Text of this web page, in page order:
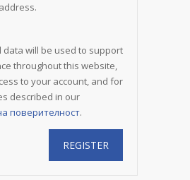
data will be used to support
throughout this website,
to your account, and for
described in our
поверителност.